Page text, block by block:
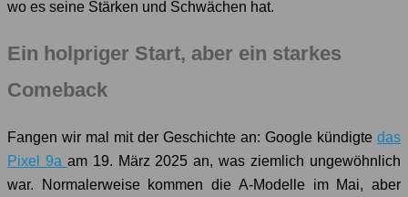
wo es seine Stärken und Schwächen hat.
Ein holpriger Start, aber ein starkes
Comeback
Fangen wir mal mit der Geschichte an: Google kündigte das
Pixel 9a am 19. März 2025 an, was ziemlich ungewöhnlich
war. Normalerweise kommen die A-Modelle im Mai, aber